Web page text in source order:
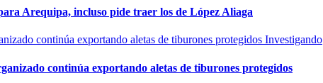
Arequipa, incluso pide traer los de López Aliaga
Investigando
continúa exportando aletas de tiburones protegidos